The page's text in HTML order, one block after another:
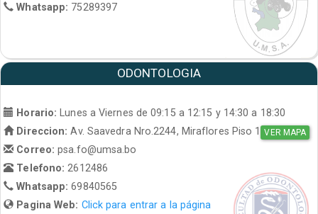
Whatsapp: 75289397
ODONTOLOGIA
Horario: Lunes a Viernes de 09:15 a 12:15 y 14:30 a 18:30
Direccion: Av. Saavedra Nro.2244, Miraflores Piso 1 VER MAPA
Correo:psa.fo@umsa.bo
Telefono:2612486
Whatsapp:69840565
Pagina Web: Click para entrar a la página